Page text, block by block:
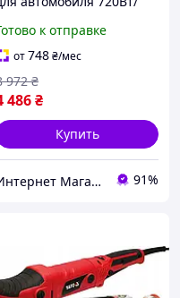
машина,
к отправке
от748₴/мес
486₴
972 ₴
Купить
Интернет Магазин "StepShop" 91%